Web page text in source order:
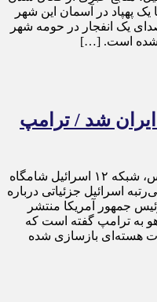
یک پهپاد در آسمان این شهر
یک انفجار در حومه شهر
شده است. […]
ایران شد / ترامپ
به گزارش اقتصادآنلاین به نقل از فارس، شبکه ۱۲ اسرائیل شامگاه
اسرائیل جزئیاتی درباره
رئیس جمهور آمریکا منتشر
به ترامپ گفته است که
هسته‌ای بازسازی شده